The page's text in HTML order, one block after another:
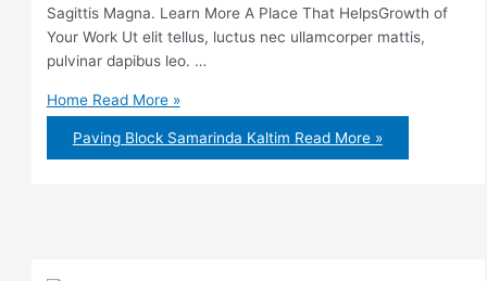
Sagittis Magna. Learn More A Place That HelpsGrowth of
Your Work Ut elit tellus, luctus nec ullamcorper mattis,
pulvinar dapibus leo. …
HomeRead More »
Paving Block Samarinda Kaltim Read More »